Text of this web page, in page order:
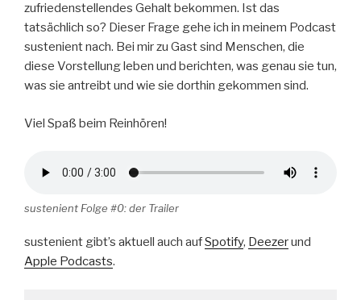
zufriedenstellendes Gehalt bekommen. Ist das
tatsächlich so? Dieser Frage gehe ich in meinem Podcast
sustenient nach. Bei mir zu Gast sind Menschen, die
diese Vorstellung leben und berichten, was genau sie tun,
was sie antreibt und wie sie dorthin gekommen sind.
Viel Spaß beim Reinhören!
sustenient Folge #0: der Trailer
sustenient gibt’s aktuell auch aufSpotify, Deezerund
Apple Podcasts.